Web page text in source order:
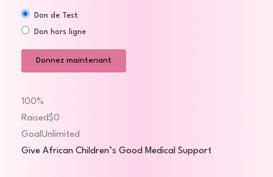
Don de Test
Don hors ligne
100%
Raised$0
Goal Unlimited
Give African Children’s Good Medical Support